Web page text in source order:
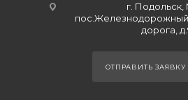
г. Подольск,
дорога,
ОТПРАВИТЬ ЗАЯВКУ